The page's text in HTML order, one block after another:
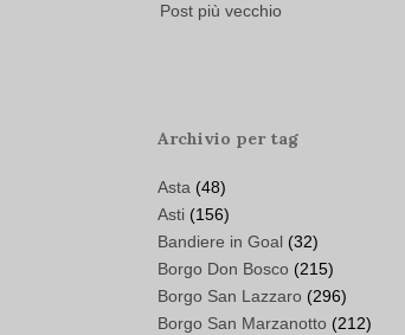
Post più vecchio
Archivio per tag
Asta (48)
Asti (156)
Bandiere in Goal (32)
Borgo Don Bosco (215)
Borgo San Lazzaro (296)
Borgo San Marzanotto (212)